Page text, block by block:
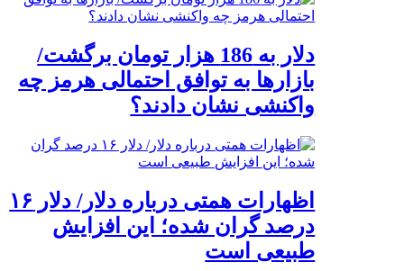
دلار به 186 هزار تومان برگشت/
بازارها به توافق احتمالی هرمز چه
واکنشی نشان دادند؟
اظهارات همتی درباره دلار/ دلار ۱۶
درصد گران شده؛ این افزایش
طبیعی است